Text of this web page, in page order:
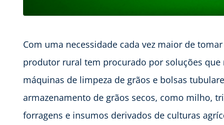
Com uma necessidade cada vez maior de
produtor rural tem procurado por soluções
máquinas de limpeza de grãos e bolsas
armazenamento de grãos secos, como milho,
forragens e insumos derivados de culturas